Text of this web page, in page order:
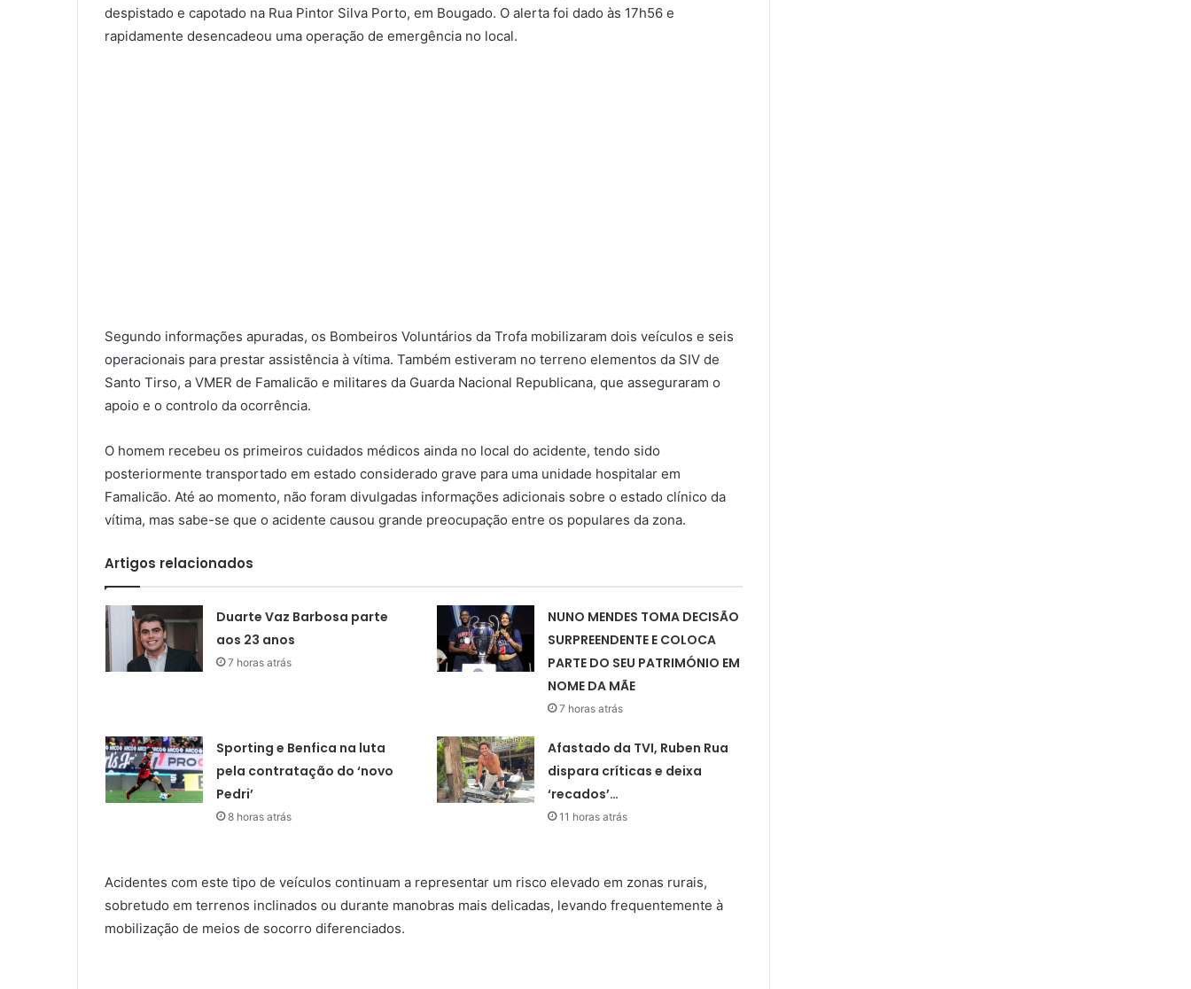
despistado e capotado na Rua Pintor Silva Porto, em Bougado. O alerta foi dado às 17h56 e
rapidamente desencadeou uma operação de emergência no local.
Segundo informações apuradas, os Bombeiros Voluntários da Trofa mobilizaram dois veículos e seis
operacionais para prestar assistência à vítima. Também estiveram no terreno elementos da SIV de
Santo Tirso, a VMER de Famalicão e militares da Guarda Nacional Republicana, que asseguraram o
apoio e o controlo da ocorrência.
O homem recebeu os primeiros cuidados médicos ainda no local do acidente, tendo sido
posteriormente transportado em estado considerado grave para uma unidade hospitalar em
Famalicão. Até ao momento, não foram divulgadas informações adicionais sobre o estado clínico da
vítima, mas sabe-se que o acidente causou grande preocupação entre os populares da zona.
Artigos relacionados
Duarte Vaz Barbosa parte
aos 23 anos
7 horas atrás
NUNO MENDES TOMA DECISÃO
SURPREENDENTE E COLOCA
PARTE DO SEU PATRIMÓNIO EM
NOME DA MÃE
7 horas atrás
Sporting e Benfica na luta
pela contratação do ‘novo
Pedri’
8 horas atrás
Afastado da TVI, Ruben Rua
dispara críticas e deixa
‘recados’…
11 horas atrás
Acidentes com este tipo de veículos continuam a representar um risco elevado em zonas rurais,
sobretudo em terrenos inclinados ou durante manobras mais delicadas, levando frequentemente à
mobilização de meios de socorro diferenciados.